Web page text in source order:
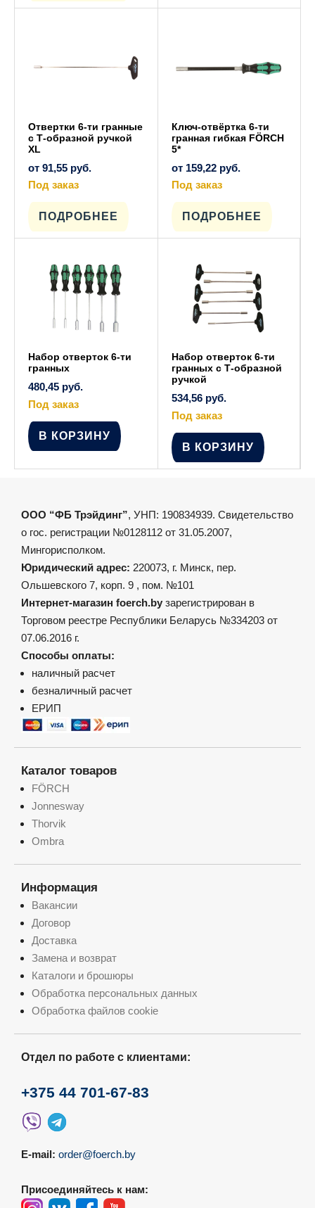
товара.
Отвертки 6-ти гранные
с Т-образной ручкой
XL
от 91,55 руб.
Под заказ
ПОДРОБНЕЕ
Ключ-отвёртка 6-ти
гранная гибкая FÖRCH
5*
от 159,22 руб.
Под заказ
ПОДРОБНЕЕ
несколько
Набор отверток 6-ти
гранных
480,45 руб.
Под заказ
В КОРЗИНУ
Набор отверток 6-ти
гранных с Т-образной
ручкой
534,56 руб.
Под заказ
В КОРЗИНУ
ООО “ФБ Трэйдинг”, УНП: 190834939. Свидетельство
о гос. регистрации №0128112 от 31.05.2007,
Мингорисполком.
Юридический адрес: 220073, г. Минск, пер.
Ольшевского 7, корп. 9 , пом. №101
Интернет-магазин foerch.by зарегистрирован в
Торговом реестре Республики Беларусь №334203 от
07.06.2016 г.
Способы оплаты:
наличный расчет
безналичный расчет
ЕРИП
Каталог товаров
FÖRCH
Jonnesway
Thorvik
Ombra
Информация
Вакансии
Договор
Доставка
Замена и возврат
Каталоги и брошюры
Обработка персональных данных
Обработка файлов cookie
Отдел по работе с клиентами:
+375 44 701-67-83
E-mail: order@foerch.by
Присоединяйтесь к нам: